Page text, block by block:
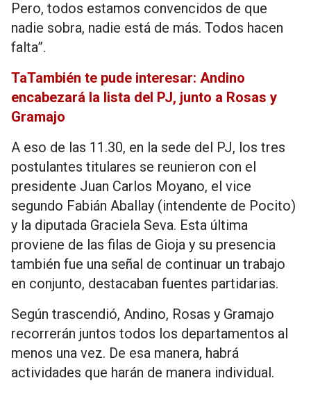
Pero, todos estamos convencidos de que
nadie sobra, nadie está de más. Todos hacen
falta”.
TaTambién te pude interesar: Andino
encabezará la lista del PJ, junto a Rosas y
Gramajo
A eso de las 11.30, en la sede del PJ, los tres
postulantes titulares se reunieron con el
presidente Juan Carlos Moyano, el vice
segundo Fabián Aballay (intendente de Pocito)
y la diputada Graciela Seva. Esta última
proviene de las filas de Gioja y su presencia
también fue una señal de continuar un trabajo
en conjunto, destacaban fuentes partidarias.
Según trascendió, Andino, Rosas y Gramajo
recorrerán juntos todos los departamentos al
menos una vez. De esa manera, habrá
actividades que harán de manera individual.